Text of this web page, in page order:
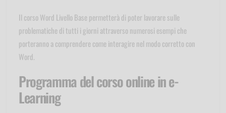
Il corso Word Livello Base permetterà di poter lavorare sulle
problematiche di tutti i giorni attraverso numerosi esempi che
porteranno a comprendere come interagire nel modo corretto con
Word.
Programma del corso online in e-
Learning